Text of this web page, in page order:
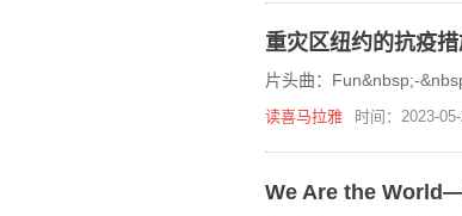
重灾区纽约的抗疫
片头曲：Fun&nbsp;-
读喜马拉雅 时间：2023-
We Are the